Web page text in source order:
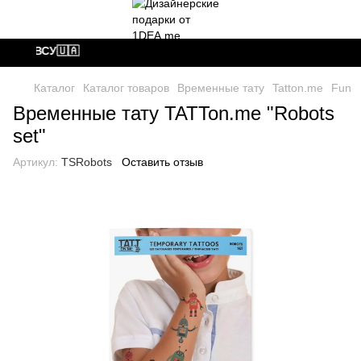
ВСУ🇺🇦
Каталог Каталог товаров Временные тату Tatton.me Fun
Временные тату TATTon.me "Robots
set"
Артикул: TSRobots Оставить отзыв